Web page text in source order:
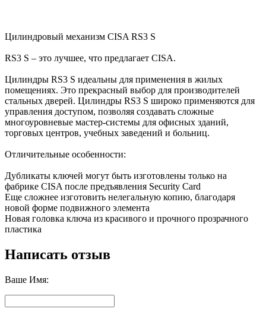
Цилиндровый механизм CISA RS3 S
RS3 S – это лучшее, что предлагает CISA.
Цилиндры RS3 S идеальны для применения в жилых
помещениях. Это прекрасный выбор для производителей
стальных дверей. Цилиндры RS3 S широко применяются для
управления доступом, позволяя создавать сложные
многоуровневые мастер-системы для офисных зданий,
торговых центров, учебных заведений и больниц.
Отличительные особенности:
Дубликаты ключей могут быть изготовлены только на
фабрике CISA после предъявления Security Card
Еще сложнее изготовить нелегальную копию, благодаря
новой форме подвижного элемента
Новая головка ключа из красивого и прочного прозрачного
пластика
Написать отзыв
Ваше Имя: